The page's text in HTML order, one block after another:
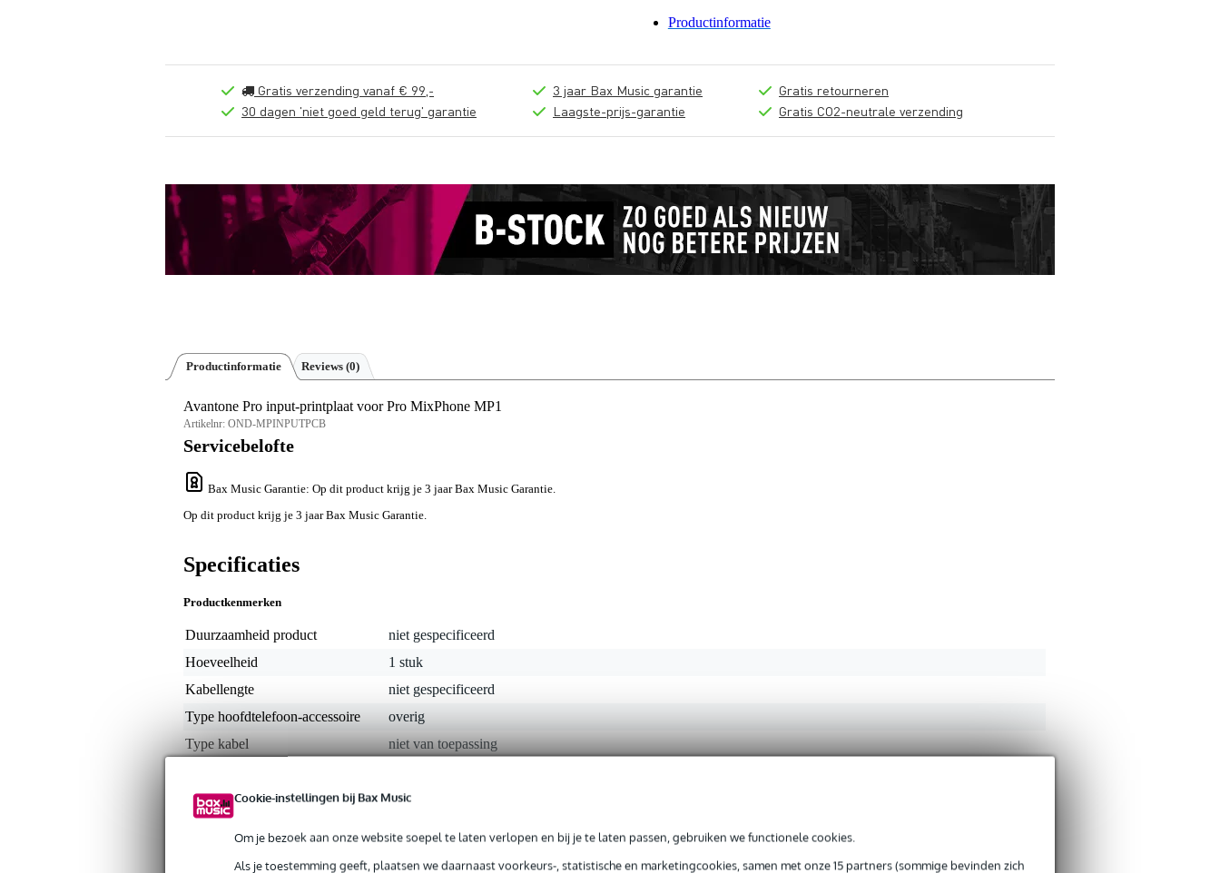
Cookie-instellingen bij Bax Music
Om je bezoek aan onze website soepel te laten verlopen en bij je te laten passen, gebruiken we functionele cookies.
Als je toestemming geeft, plaatsen we daarnaast voorkeurs-, statistische en marketingcookies, samen met onze 15 partners (sommige bevinden zich
Productinformatie
Gratis verzending vanaf € 99,-
30 dagen 'niet goed geld terug' garantie
3 jaar Bax Music garantie
Laagste-prijs-garantie
Gratis retourneren
Gratis CO2-neutrale verzending
Productinformatie Reviews (0)
Avantone Pro input-printplaat voor Pro MixPhone MP1
Artikelnr: OND-MPINPUTPCB
Servicebelofte
Bax Music Garantie: Op dit product krijg je 3 jaar Bax Music Garantie.
Op dit product krijg je 3 jaar Bax Music Garantie.
Specificaties
Productkenmerken
Duurzaamheid product
niet gespecificeerd
Hoeveelheid
1 stuk
Kabellengte
niet gespecificeerd
Type hoofdtelefoon-accessoire
overig
Type kabel
niet van toepassing
Gewicht
Afmeting(incl. verpakking) 12,0 x 6,0 x 2,0 cm